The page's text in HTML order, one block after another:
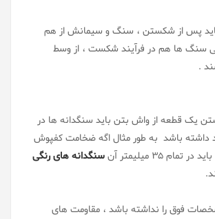
پس از شکستن ، سنگ و سیمانش از هم
سنگ ها هم در فرآیند شکست ، از وسط
.
یک قطعه از واش بتن باید سنگدانه ها در
داشته باشد به طور مثال اگه ضخامت کفپوش
سنگدانه های رنگی
فوق را نداشته باشد ، مقاومت های